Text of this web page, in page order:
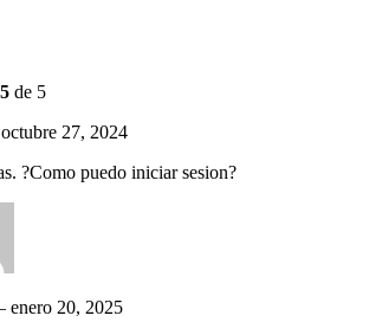
5 de 5
octubre 27, 2024
?Como puedo iniciar sesion?
enero 20, 2025